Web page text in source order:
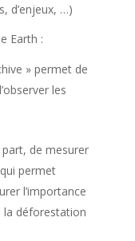
d’enjeux, …)
Earth :
» permet de
les
de mesurer
permet
l’importance
la déforestation